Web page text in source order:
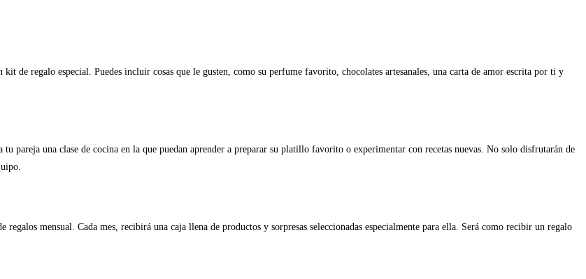
de regalo especial. Puedes incluir cosas que le gusten, como su perfume favorito, chocolates artesanales, una carta de amor escrita por ti y
pareja una clase de cocina en la que puedan aprender a preparar su platillo favorito o experimentar con recetas nuevas. No solo disfrutarán de
mensual. Cada mes, recibirá una caja llena de productos y sorpresas seleccionadas especialmente para ella. Será como recibir un regalo